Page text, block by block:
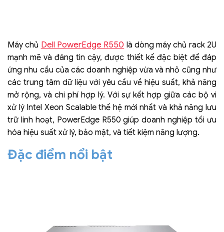
Máy chủ Dell PowerEdge R550 là dòng máy chủ rack 2U
mạnh mẽ và đáng tin cậy, được thiết kế đặc biệt để đáp
ứng nhu cầu của các doanh nghiệp vừa và nhỏ cũng như
các trung tâm dữ liệu với yêu cầu về hiệu suất, khả năng
mở rộng, và chi phí hợp lý. Với sự kết hợp giữa các bộ vi
xử lý Intel Xeon Scalable thế hệ mới nhất và khả năng lưu
trữ linh hoạt, PowerEdge R550 giúp doanh nghiệp tối ưu
hóa hiệu suất xử lý, bảo mật, và tiết kiệm năng lượng.
Đặc điểm nổi bật